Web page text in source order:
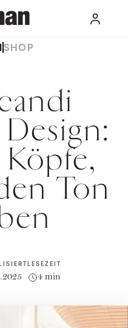
SHOP
Ton
LESEZEIT
4 min